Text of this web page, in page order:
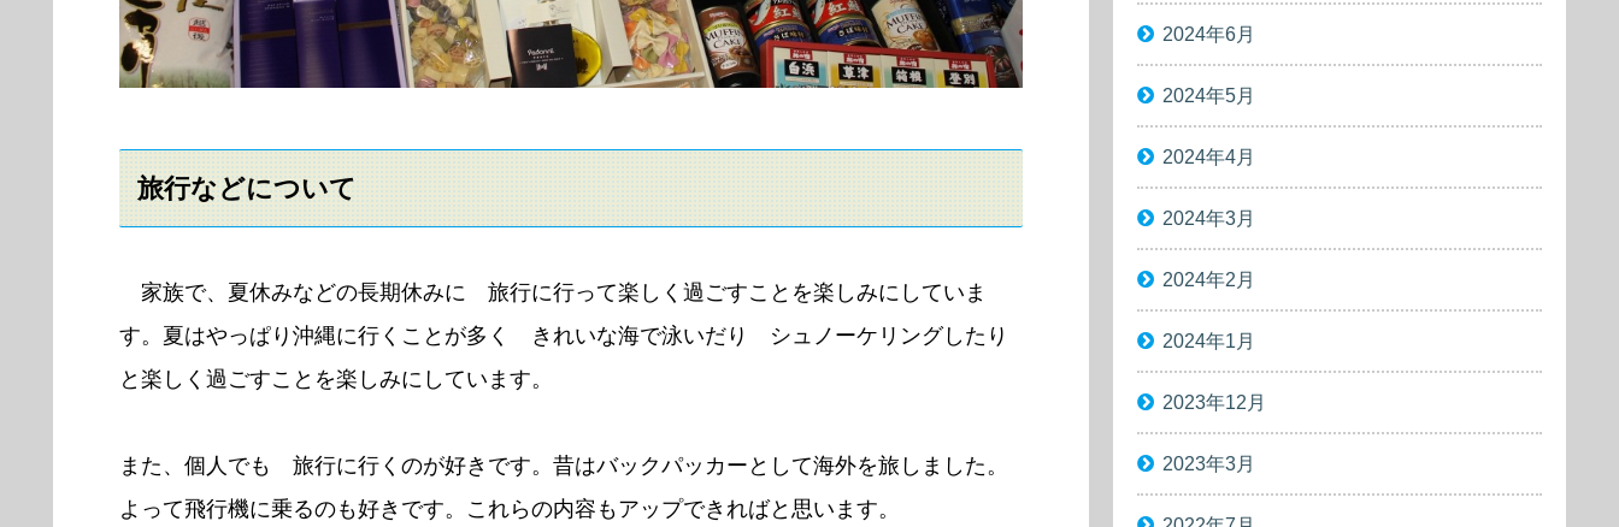
旅行などについて
家族で、夏休みなどの長期休みに 旅行に行って楽しく過ごすことを楽しみにしていま
す。夏はやっぱり沖縄に行くことが多く きれいな海で泳いだり シュノーケリングしたり
と楽しく過ごすことを楽しみにしています。
また、個人でも 旅行に行くのが好きです。昔はバックパッカーとして海外を旅しました。
よって飛行機に乗るのも好きです。これらの内容もアップできればと思います。
2024年6月
2024年5月
2024年4月
2024年3月
2024年2月
2024年1月
2023年12月
2023年3月